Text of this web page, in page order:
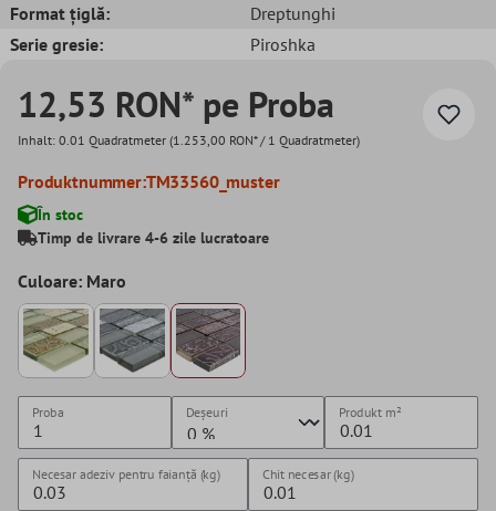
Format țiglă:
Dreptunghi
Serie gresie:
Piroshka
12,53 RON* pe Proba
Inhalt: 0.01 Quadratmeter (1.253,00 RON* / 1 Quadratmeter)
Produktnummer:TM33560_muster
În stoc
Timp de livrare 4-6 zile lucratoare
Culoare: Maro
Proba Deșeuri Produkt m²
Necesar adeziv pentru faianță (kg) Chit necesar (kg)